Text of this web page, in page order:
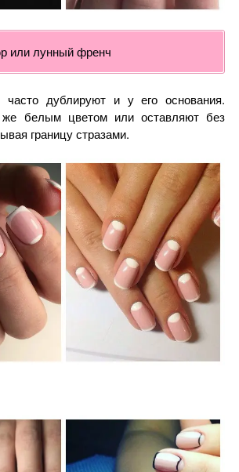
или лунный френч
часто дублируют и у его основания.
белым цветом или оставляют без
границу стразами.